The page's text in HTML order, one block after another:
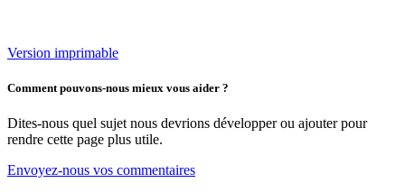
Version imprimable
Comment pouvons-nous mieux vous aider ?
Dites-nous quel sujet nous devrions développer ou ajouter pour
rendre cette page plus utile.
Envoyez-nous vos commentaires